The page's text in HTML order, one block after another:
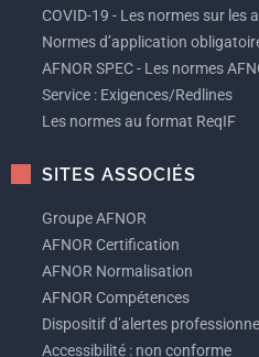
COVID-19 - Les normes sur les
Normes d’application
AFNOR SPEC - Les normes
Service : Exigences/Redlines
Les normes au format ReqIF
SITES ASSOCIÉS
Groupe AFNOR
AFNOR Certification
AFNOR Normalisation
AFNOR Compétences
Dispositif d’alertes
Accessibilité : non conforme